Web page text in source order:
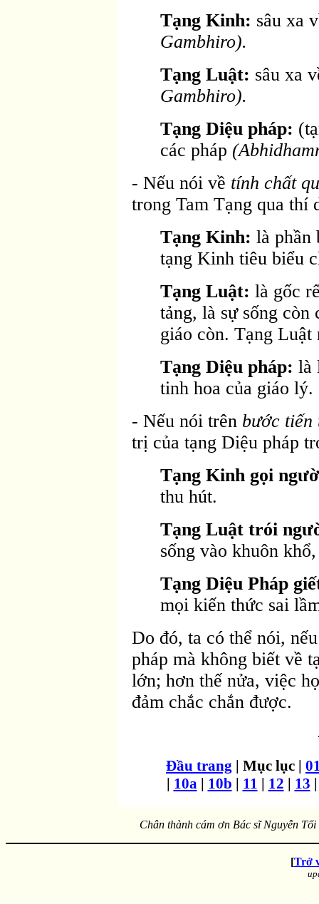
Tạng Kinh: sâu xa
Gambhiro).
Tạng Luật: sâu xa
Gambhiro).
Tạng Diệu pháp:
các pháp
- Nếu nói về tính chất
trong Tam Tạng qua thí
Tạng Kinh: là phần
tạng Kinh tiêu biểu
Tạng Luật: là gốc
tảng, là sự sống
giáo còn. Tạng Luật
Tạng Diệu pháp: là
tinh hoa của giáo lý.
- Nếu nói trên bước tiến
trị của tạng Diệu pháp
Tạng Kinh gọi
thu hút.
Tạng Luật trói
sống vào khuôn
Tạng Diệu Pháp
mọi kiến thức sai
Do đó, ta có thể nói,
pháp mà không biết về
lớn; hơn thế nửa, việc
đảm chắc chắn được.
Ðầu trang | Mục lục |
| 10a| 10b | 11 | 12 | 13
Chân thành cám ơn Bác sĩ Nguyễn
[Trở